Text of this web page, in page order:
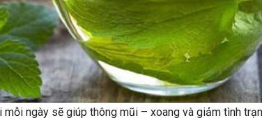
mỗi ngày sẽ giúp thông mũi – xoang và giảm tình